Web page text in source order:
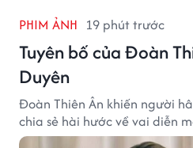
PHIM ẢNH 19 phút trước
Tuyên bố của Đoàn
Duyên
Đoàn Thiên Ân khiến người
chia sẻ hài hước về vai diễn